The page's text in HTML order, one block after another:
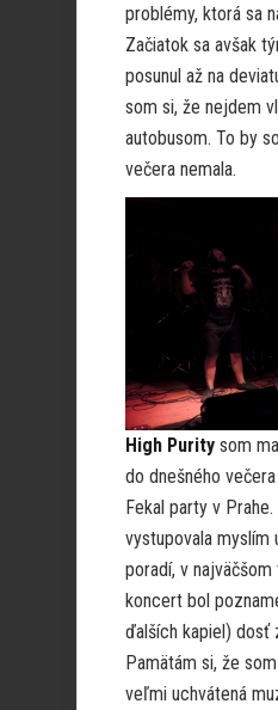
problémy, ktorá sa
Začiatok sa avšak
posunul až na
som si, že nejdem
autobusom. To by
večera nemala.
High Purity som
do dnešného
Fekal party v
vystupovala myslím
poradí, v
koncert bol
ďalších kapiel) dosť
Pamätám si, že
veľmi uchvátená